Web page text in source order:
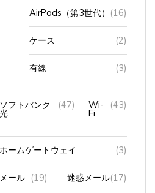
AirPods（第3世代） (16)
(2)
有線 (3)
光
(47) Wi-
Fi
(43)
ホームゲートウェイ (3)
(19) 迷惑メール (17)